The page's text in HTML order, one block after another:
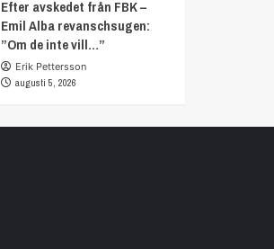
Efter avskedet från FBK –
Emil Alba revanschsugen:
”Om de inte vill…”
Erik Pettersson
augusti 5, 2026